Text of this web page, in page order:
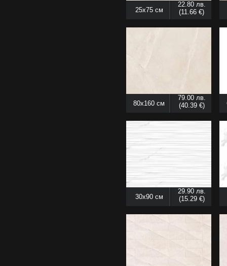
25x75 см
22.80 лв.
(11.66 €)
80x160 см
79.00 лв.
(40.39 €)
30x90 см
29.90 лв.
(15.29 €)